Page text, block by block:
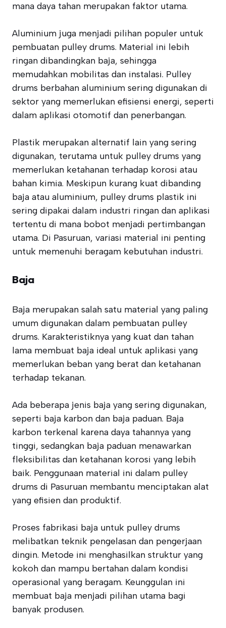
mana daya tahan merupakan faktor utama.
Aluminium juga menjadi pilihan populer untuk
pembuatan pulley drums. Material ini lebih
ringan dibandingkan baja, sehingga
memudahkan mobilitas dan instalasi. Pulley
drums berbahan aluminium sering digunakan di
sektor yang memerlukan efisiensi energi, seperti
dalam aplikasi otomotif dan penerbangan.
Plastik merupakan alternatif lain yang sering
digunakan, terutama untuk pulley drums yang
memerlukan ketahanan terhadap korosi atau
bahan kimia. Meskipun kurang kuat dibanding
baja atau aluminium, pulley drums plastik ini
sering dipakai dalam industri ringan dan aplikasi
tertentu di mana bobot menjadi pertimbangan
utama. Di Pasuruan, variasi material ini penting
untuk memenuhi beragam kebutuhan industri.
Baja
Baja merupakan salah satu material yang paling
umum digunakan dalam pembuatan pulley
drums. Karakteristiknya yang kuat dan tahan
lama membuat baja ideal untuk aplikasi yang
memerlukan beban yang berat dan ketahanan
terhadap tekanan.
Ada beberapa jenis baja yang sering digunakan,
seperti baja karbon dan baja paduan. Baja
karbon terkenal karena daya tahannya yang
tinggi, sedangkan baja paduan menawarkan
fleksibilitas dan ketahanan korosi yang lebih
baik. Penggunaan material ini dalam pulley
drums di Pasuruan membantu menciptakan alat
yang efisien dan produktif.
Proses fabrikasi baja untuk pulley drums
melibatkan teknik pengelasan dan pengerjaan
dingin. Metode ini menghasilkan struktur yang
kokoh dan mampu bertahan dalam kondisi
operasional yang beragam. Keunggulan ini
membuat baja menjadi pilihan utama bagi
banyak produsen.